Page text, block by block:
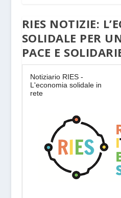
RIES NOTIZIE:
SOLIDALE PER
PACE E